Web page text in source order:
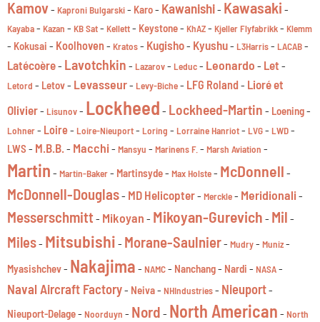
Kamov- Kaproni Bulgarski- Karo- Kawanishi- Kawasaki -
Kayaba- Kazan - KB Sat- Kellett- Keystone- KhAZ- Kjeller Flyfabrikk- Klemm
- Kokusai - Koolhoven - Kratos- Kugisho- Kyushu- L3Harris- LACAB-
Latécoère- Lavotchkin - Lazarov- Leduc- Leonardo - Let -
Letord - Letov- Levasseur- Levy-Biche- LFG Roland- Lioré et
Olivier- Lisunov- Lockheed - Lockheed-Martin - Loening-
Lohner- Loire- Loire-Nieuport- Loring - Lorraine Hanriot- LVG- LWD-
LWS - M.B.B. - Macchi- Mansyu - Marinens F. - Marsh Aviation -
Martin - Martin-Baker- Martinsyde- Max Holste- McDonnell -
McDonnell-Douglas- MD Helicopter- Merckle- Meridionali-
Messerschmitt - Mikoyan - Mikoyan-Gurevich - Mil -
Miles- Mitsubishi - Morane-Saulnier- Mudry- Muniz-
Myasishchev- Nakajima - NAMC- Nanchang- Nardi - NASA-
Naval Aircraft Factory- Neiva- NHIndustries- Nieuport-
Nieuport-Delage- Noorduyn - Nord - North American - North